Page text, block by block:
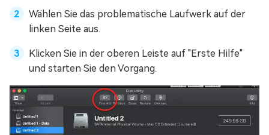
Wählen Sie das problematische Laufwerk auf der
linken Seite aus.
Klicken Sie in der oberen Leiste auf "Erste Hilfe"
und starten Sie den Vorgang.